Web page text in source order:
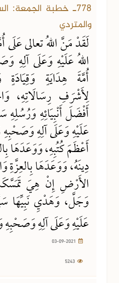
778ـ خطبة الجمعة:
والمتردي
لَقَدْ مَنَّ اللهُ تعالى
اللهُ عَلَيْهِ وَعَلَى آلِهِ
أُمَّةَ هِدَايَةٍ وَقِيَادَةٍ
لِأَشْرَفِ رِسَالَاتِهِ،
أَفْضَلَ أَنْبِيَائِهِ وَرُسُلِهِ
عَلَيْهِ وَعَلَى آلِهِ
أَعْظَمَ كُتُبِهِ،
دِينَهُ، وَوَعَدَهَا بِالعِزَّةِ
الأَرْضِ إِنْ هِيَ
وَجَلَّ، وَهَدْيِ نَبِيِّهَا
عَلَيْهِ وَعَلَى آلِهِ